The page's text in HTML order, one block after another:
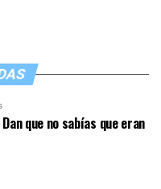
que no sabías que eran